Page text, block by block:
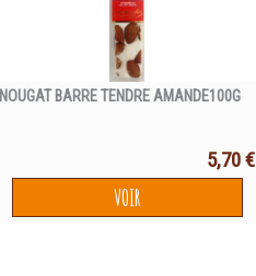
NOUGAT BARRE TENDRE AMANDE100G
5,70 €
VOIR